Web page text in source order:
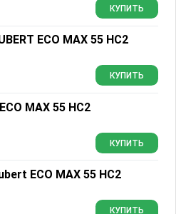
КУПИТЬ
ECO MAX 55 HC2
КУПИТЬ
MAX 55 HC2
КУПИТЬ
ECO MAX 55 HC2
КУПИТЬ